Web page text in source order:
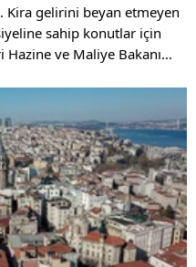
Kira gelirini beyan etmeyen
sahip konutlar için
Hazine ve Maliye Bakanı